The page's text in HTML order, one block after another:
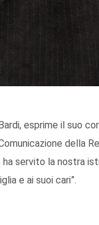
esprime il suo
della
servito la nostra
e ai suoi cari”.